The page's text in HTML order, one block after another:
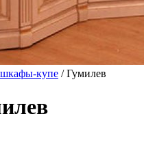
купе / Гумилев